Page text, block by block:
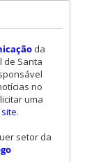
da
de Santa
no
uma
.
setor da